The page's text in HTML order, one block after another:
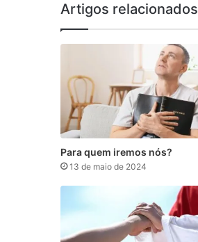
Artigos relacionados
Para quem iremos nós?
13 de maio de 2024